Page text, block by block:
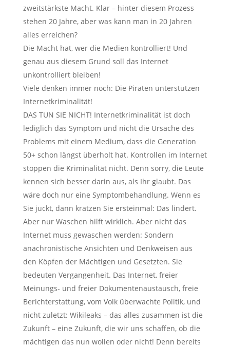
zweitstärkste Macht. Klar – hinter diesem Prozess
stehen 20 Jahre, aber was kann man in 20 Jahren
alles erreichen?
Die Macht hat, wer die Medien kontrolliert! Und
genau aus diesem Grund soll das Internet
unkontrolliert bleiben!
Viele denken immer noch: Die Piraten unterstützen
Internetkriminalität!
DAS TUN SIE NICHT! Internetkriminalität ist doch
lediglich das Symptom und nicht die Ursache des
Problems mit einem Medium, dass die Generation
50+ schon längst überholt hat. Kontrollen im Internet
stoppen die Kriminalität nicht. Denn sorry, die Leute
kennen sich besser darin aus, als Ihr glaubt. Das
wäre doch nur eine Symptombehandlung. Wenn es
Sie juckt, dann kratzen Sie ersteinmal: Das lindert.
Aber nur Waschen hilft wirklich. Aber nicht das
Internet muss gewaschen werden: Sondern
anachronistische Ansichten und Denkweisen aus
den Köpfen der Mächtigen und Gesetzten. Sie
bedeuten Vergangenheit. Das Internet, freier
Meinungs- und freier Dokumentenaustausch, freie
Berichterstattung, vom Volk überwachte Politik, und
nicht zuletzt: Wikileaks – das alles zusammen ist die
Zukunft – eine Zukunft, die wir uns schaffen, ob die
mächtigen das nun wollen oder nicht! Denn bereits